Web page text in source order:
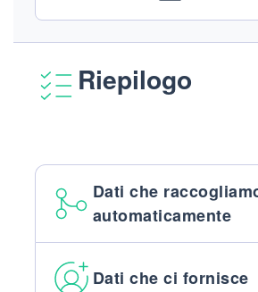
Riepilogo
Dati che
automaticamente
Dati che ci fornisce